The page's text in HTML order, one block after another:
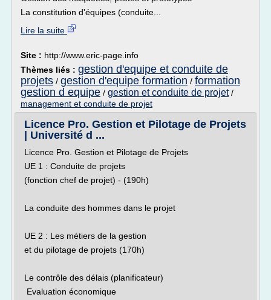
La constitution d'équipes (conduite...
Lire la suite
Site : http://www.eric-page.info
Thèmes liés : gestion d'equipe et conduite de
projets / gestion d'equipe formation / formation
gestion d equipe / gestion et conduite de projet/
management et conduite de projet
Licence Pro. Gestion et Pilotage de Projets
| Université d ...
Licence Pro. Gestion et Pilotage de Projets
UE 1 : Conduite de projets
(fonction chef de projet) - (190h)
La conduite des hommes dans le projet
UE 2 : Les métiers de la gestion
et du pilotage de projets (170h)
Le contrôle des délais (planificateur)
Evaluation économique